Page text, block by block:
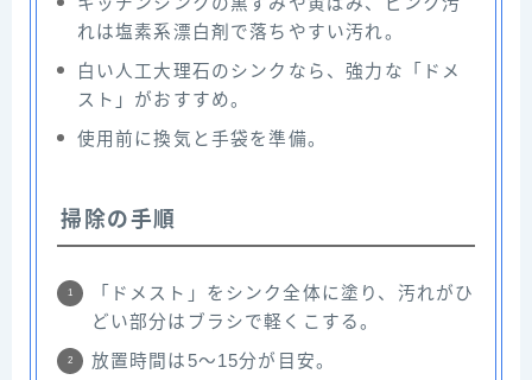
れは塩素系漂白剤で落ちやすい汚れ。
白い人工大理石のシンクなら、強力な「ドメ
スト」がおすすめ。
使用前に換気と手袋を準備。
掃除の手順
「ドメスト」をシンク全体に塗り、汚れがひ
どい部分はブラシで軽くこする。
放置時間は5〜15分が目安。